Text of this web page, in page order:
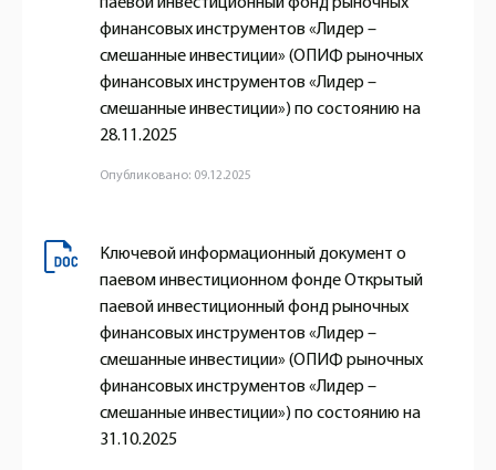
финансовых инструментов «Лидер –
смешанные инвестиции» (ОПИФ рыночных
финансовых инструментов «Лидер –
смешанные инвестиции») по состоянию на
28.11.2025
Опубликовано: 09.12.2025
Ключевой информационный документ о
паевом инвестиционном фонде Открытый
паевой инвестиционный фонд рыночных
финансовых инструментов «Лидер –
смешанные инвестиции» (ОПИФ рыночных
финансовых инструментов «Лидер –
смешанные инвестиции») по состоянию на
31.10.2025